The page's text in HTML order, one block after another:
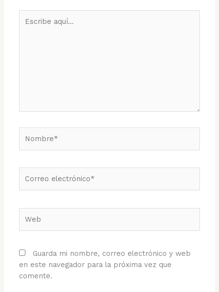
aquí...
electrónico*
Guarda mi nombre, correo electrónico y web
en este navegador para la próxima vez que
comente.